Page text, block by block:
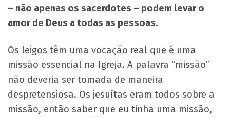
– não apenas os sacerdotes – podem levar o
amor de Deus a todas as pessoas.
Os leigos têm uma vocação real que é uma
missão essencial na Igreja. A palavra “missão”
não deveria ser tomada de maneira
despretensiosa. Os jesuítas eram todos sobre a
missão, então saber que eu tinha uma missão,